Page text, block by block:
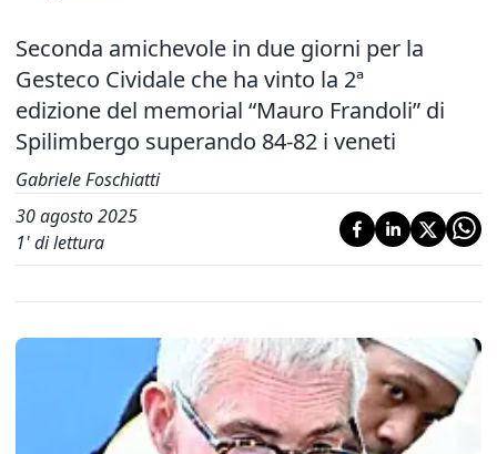
Seconda amichevole in due giorni per la
Gesteco Cividale che ha vinto la 2ª
edizione del memorial “Mauro Frandoli” di
Spilimbergo superando 84-82 i veneti
Gabriele Foschiatti
30 agosto 2025
1' di lettura